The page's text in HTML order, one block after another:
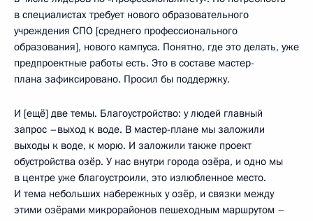
в специалистах требует нового образовательного
учреждения СПО [среднего профессионального
образования], нового кампуса. Понятно, где это делать, уже
предпроектные работы есть. Это в составе мастер-
плана зафиксировано. Просил бы поддержку.
И [ещё] две темы. Благоустройство: у людей главный
запрос –выход к воде. В мастер-плане мы заложили
выходы к воде, к морю. И заложили также проект
обустройства озёр. У нас внутри города озёра, и одно мы
в центре уже благоустроили, это излюбленное место.
И тема небольших набережных у озёр, и связки между
этими озёрами микрорайонов пешеходным маршрутом –